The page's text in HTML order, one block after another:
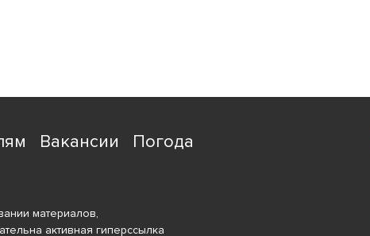
Вакансии Погода
материалов,
активная гиперссылка